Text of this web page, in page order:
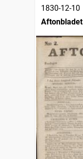
1830-12-10
Aftonbladet